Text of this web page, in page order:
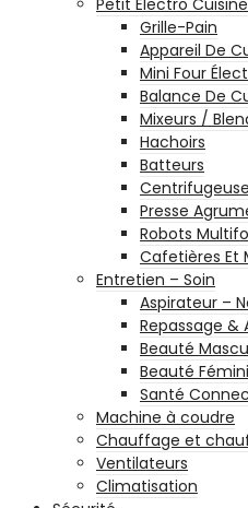
Grille-Pain
Appareil De
Mini Four
Balance De
Mixeurs /
Hachoirs
Batteurs
Presse
Robots
Cafetières Et
Entretien – Soin
Aspirateur –
Repassage &
Beauté
Beauté
Santé
Machine à coudre
Chauffage et
Ventilateurs
Climatisation